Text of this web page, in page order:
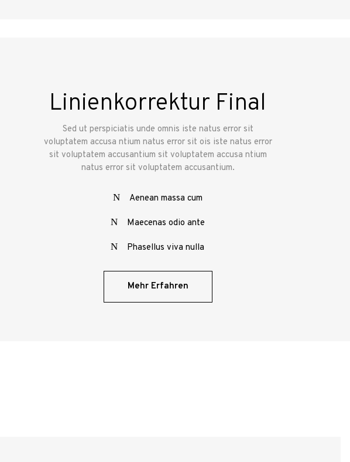
Linienkorrektur Final
Sed ut perspiciatis unde omnis iste natus error sit
voluptatem accusa ntium natus error sit ois iste natus error
sit voluptatem accusantium sit voluptatem accusa ntium
natus error sit voluptatem accusantium.
Aenean massa cum
Maecenas odio ante
Phasellus viva nulla
Mehr Erfahren